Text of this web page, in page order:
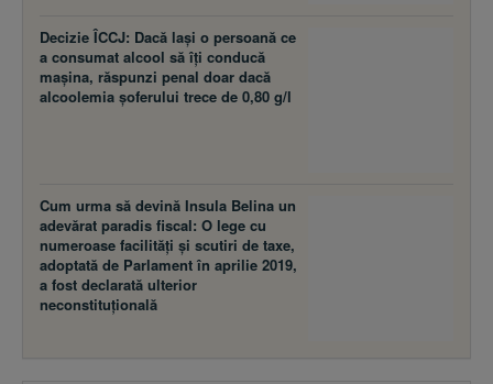
Decizie ÎCCJ: Dacă laşi o persoană ce
a consumat alcool să îţi conducă
maşina, răspunzi penal doar dacă
alcoolemia şoferului trece de 0,80 g/l
Cum urma să devină Insula Belina un
adevărat paradis fiscal: O lege cu
numeroase facilităţi şi scutiri de taxe,
adoptată de Parlament în aprilie 2019,
a fost declarată ulterior
neconstituţională